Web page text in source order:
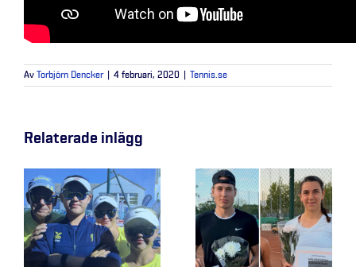
Av Torbjörn Dencker 4 februari, 2020 Tennis.se
Relaterade inlägg